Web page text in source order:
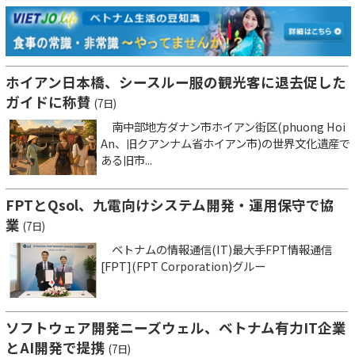
ホイアン日本橋、シースルー服の観光客に退去促した
ガイドに称賛 (7日)
南中部地方ダナン市ホイアン街区(phuong Hoi
An、旧クアンナム省ホイアン市)の世界文化遺産で
ある旧市...
FPTとQsol、九電向けシステム開発・運用保守で協
業 (7日)
ベトナムの情報通信(IT)最大手FPT情報通信
[FPT](FPT Corporation)グルー
ソフトウェア開発ニーズウェル、ベトナム有力IT企業
とAI開発で提携 (7日)